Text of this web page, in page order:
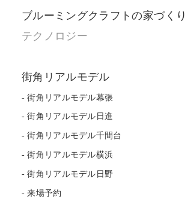
ブルーミングクラフトの家づくり
テクノロジー
街角リアルモデル
街角リアルモデル幕張
街角リアルモデル日進
街角リアルモデル千間台
街角リアルモデル横浜
街角リアルモデル日野
来場予約